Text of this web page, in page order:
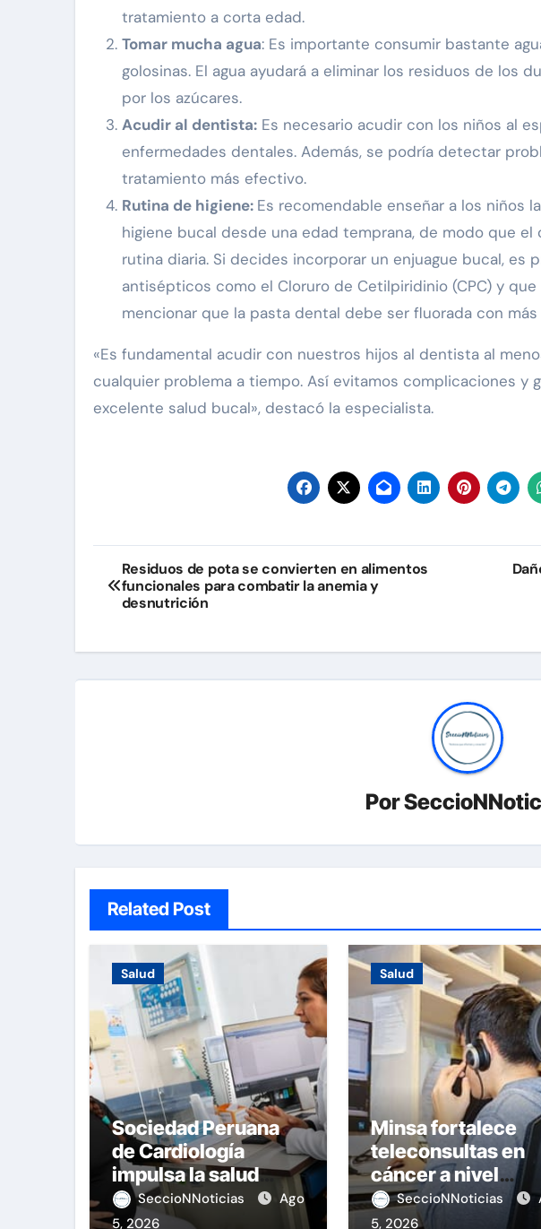
tratamiento a corta edad.
Tomar mucha agua: Es importante consumir bastante
golosinas. El agua ayudará a eliminar los residuos de los
por los azúcares.
Acudir al dentista: Es necesario acudir con los niños al
enfermedades dentales. Además, se podría detectar
tratamiento más efectivo.
Rutina de higiene: Es recomendable enseñar a los niños
higiene bucal desde una edad temprana, de modo que
rutina diaria. Si decides incorporar un enjuague bucal, es
antisépticos como el Cloruro de Cetilpiridinio (CPC) y
mencionar que la pasta dental debe ser fluorada con más
«Es fundamental acudir con nuestros hijos al dentista al
cualquier problema a tiempo. Así evitamos complicaciones y
excelente salud bucal», destacó la especialista.
Navegación
de
Residuos de pota se convierten en alimentos
funcionales para combatir la anemia y
desnutrición
Por
Related Post
Salud
Sociedad Peruana
de Cardiología
impulsa la salud
materna
SeccioNNoticias
Ago
5, 2026
Salud
Minsa fortalece
teleconsultas en
cáncer a nivel
nacional
SeccioNNoticias
5, 2026